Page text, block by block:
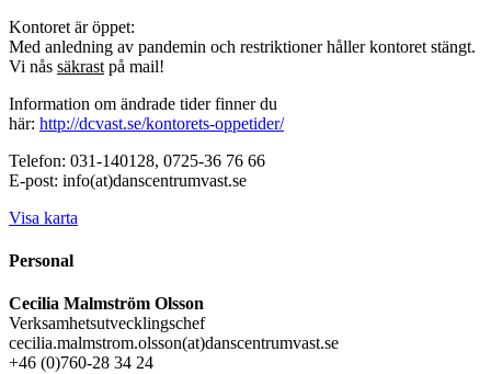
Kontoret är öppet:
Med anledning av pandemin och restriktioner håller kontoret stängt.
Vi nås säkrast på mail!
Information om ändrade tider finner du
här: http://dcvast.se/kontorets-oppetider/
Telefon: 031-140128, 0725-36 76 66
E-post: info(at)danscentrumvast.se
Visa karta
Personal
Cecilia Malmström Olsson
Verksamhetsutvecklingschef
cecilia.malmstrom.olsson(at)danscentrumvast.se
+46 (0)760-28 34 24